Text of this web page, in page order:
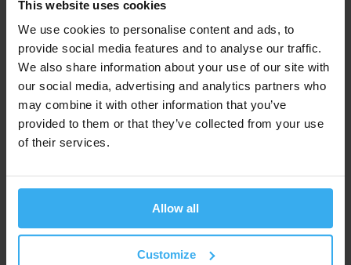
This website uses cookies
We use cookies to personalise content and ads, to
provide social media features and to analyse our traffic.
We also share information about your use of our site with
our social media, advertising and analytics partners who
may combine it with other information that you’ve
provided to them or that they’ve collected from your use
of their services.
Allow all
Customize
AI w marketingu
AI-MARKETING
1790 PLN
2026-10-28
Power BI - analiza
danych, tworzenie
raportów, wizualizacji i
Power BI Desktop
999 PLN